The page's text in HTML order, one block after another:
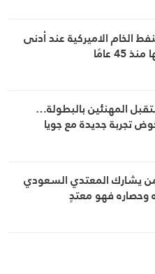
الخام الاميركية عند أدنى
عامًا
المهنئين بالبطولة…
تجربة جديدة مع جويا
يشارك المعتدي السعودي
وحصاره فهو معتدٍ